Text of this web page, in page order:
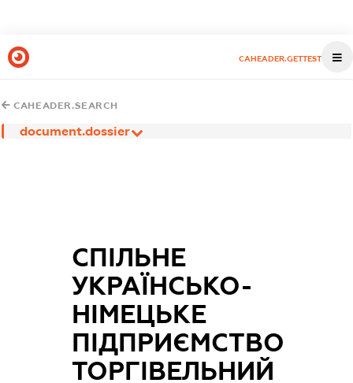
CAHEADER.GETTEST
CAHEADER.SEARCH
document.dossier
СПІЛЬНЕ
УКРАЇНСЬКО-
НІМЕЦЬКЕ
ПІДПРИЄМСТВО
ТОРГІВЕЛЬНИЙ